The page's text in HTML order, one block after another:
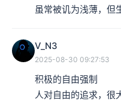
虽常被讥为浅薄，但
V_N3
2025-08-30 09:27:53
积极的自由强制
人对自由的追求，很